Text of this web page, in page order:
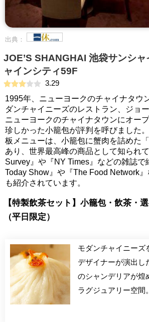
出典：
JOE’S SHANGHAI 池袋サンシ
ャインシティ59F
3.29
1995年、ニューヨークのチャイナタウ
ダンチャイニーズのレストラン、ジョ
ニューヨークのチャイナタウンにオー
珍しかった小籠包が評判を呼びました
板メニューは、小籠包に蟹肉を詰めた
あり、世界最高峰の商品として知られ
Survey』や『NY Times』などの雑誌で
Today Show』や『The Food Network
も紹介されています。
【特製飲茶セット】小籠包・飲茶・
（平日限定）
モダンチャイニーズ
デザイナーが演出し
のシャンデリアが煌
ラグジュアリー空間